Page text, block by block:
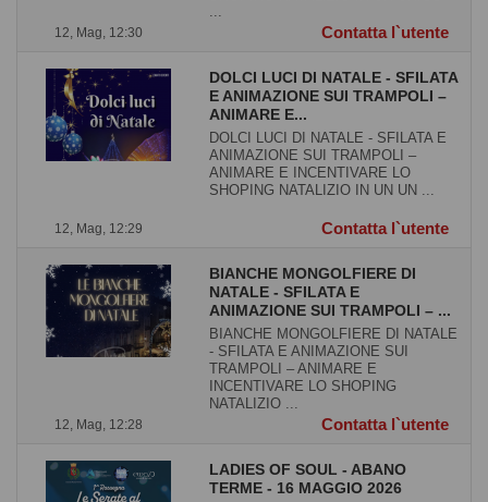
12, Mag, 12:30
...
Contatta l`utente
12, Mag, 12:29
DOLCI LUCI DI NATALE - SFILATA
E ANIMAZIONE SUI TRAMPOLI –
ANIMARE E...
DOLCI LUCI DI NATALE - SFILATA E
ANIMAZIONE SUI TRAMPOLI –
ANIMARE E INCENTIVARE LO
SHOPING NATALIZIO IN UN UN ...
Contatta l`utente
12, Mag, 12:28
BIANCHE MONGOLFIERE DI
NATALE - SFILATA E
ANIMAZIONE SUI TRAMPOLI – ...
BIANCHE MONGOLFIERE DI NATALE
- SFILATA E ANIMAZIONE SUI
TRAMPOLI – ANIMARE E
INCENTIVARE LO SHOPING
NATALIZIO ...
Contatta l`utente
LADIES OF SOUL - ABANO
TERME - 16 MAGGIO 2026